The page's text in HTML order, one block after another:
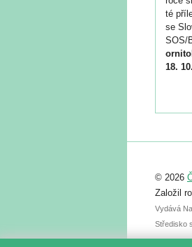
té
se
SOS/
18.
© 2026
Založil
Vydává
Středisko